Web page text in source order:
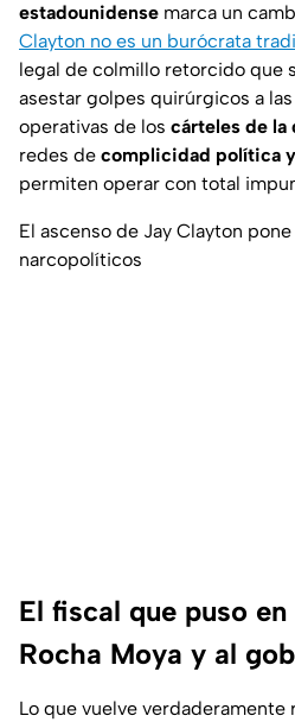
estadounidense marca un
Clayton no es un burócrata
legal de colmillo retorcido que
asestar golpes quirúrgicos a
operativas de los cárteles de la
redes de complicidad política
permiten operar con total
El ascenso de Jay Clayton
narcopolíticos
El fiscal que puso
Rocha Moya y al
Lo que vuelve verdaderamente